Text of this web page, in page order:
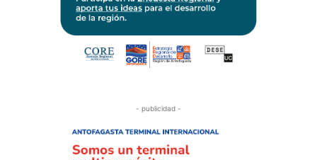
- publicidad -